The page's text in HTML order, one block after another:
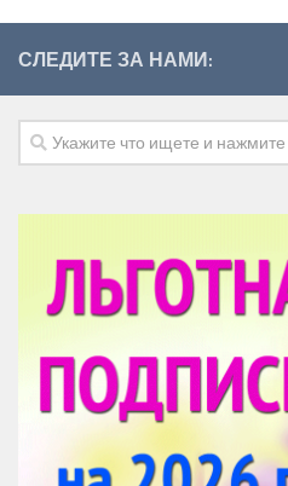
СЛЕДИТЕ ЗА НАМИ: